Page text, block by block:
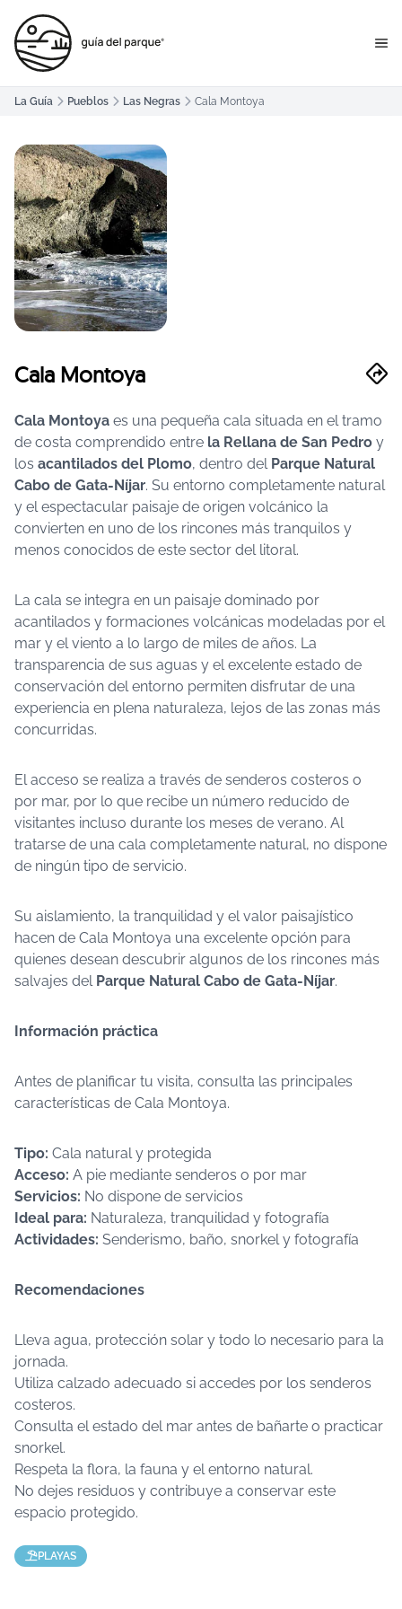
La Guía Pueblos Las Negras Cala Montoya
Cala Montoya
Cala Montoya es una pequeña cala situada en el tramo
de costa comprendido entre la Rellana de San Pedro y
los acantilados del Plomo, dentro del Parque Natural
Cabo de Gata-Níjar. Su entorno completamente natural
y el espectacular paisaje de origen volcánico la
convierten en uno de los rincones más tranquilos y
menos conocidos de este sector del litoral.
La cala se integra en un paisaje dominado por
acantilados y formaciones volcánicas modeladas por el
mar y el viento a lo largo de miles de años. La
transparencia de sus aguas y el excelente estado de
conservación del entorno permiten disfrutar de una
experiencia en plena naturaleza, lejos de las zonas más
concurridas.
El acceso se realiza a través de senderos costeros o
por mar, por lo que recibe un número reducido de
visitantes incluso durante los meses de verano. Al
tratarse de una cala completamente natural, no dispone
de ningún tipo de servicio.
Su aislamiento, la tranquilidad y el valor paisajístico
hacen de Cala Montoya una excelente opción para
quienes desean descubrir algunos de los rincones más
salvajes del Parque Natural Cabo de Gata-Níjar.
Información práctica
Antes de planificar tu visita, consulta las principales
características de Cala Montoya.
Tipo: Cala natural y protegida
Acceso: A pie mediante senderos o por mar
Servicios: No dispone de servicios
Ideal para: Naturaleza, tranquilidad y fotografía
Actividades: Senderismo, baño, snorkel y fotografía
Recomendaciones
Lleva agua, protección solar y todo lo necesario para la
jornada.
Utiliza calzado adecuado si accedes por los senderos
costeros.
Consulta el estado del mar antes de bañarte o practicar
snorkel.
Respeta la flora, la fauna y el entorno natural.
No dejes residuos y contribuye a conservar este
espacio protegido.
PLAYAS